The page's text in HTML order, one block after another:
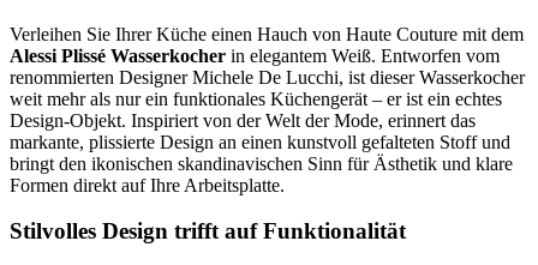
Verleihen Sie Ihrer Küche einen Hauch von Haute Couture mit dem
Alessi Plissé Wasserkocher in elegantem Weiß. Entworfen vom
renommierten Designer Michele De Lucchi, ist dieser Wasserkocher
weit mehr als nur ein funktionales Küchengerät – er ist ein echtes
Design-Objekt. Inspiriert von der Welt der Mode, erinnert das
markante, plissierte Design an einen kunstvoll gefalteten Stoff und
bringt den ikonischen skandinavischen Sinn für Ästhetik und klare
Formen direkt auf Ihre Arbeitsplatte.
Stilvolles Design trifft auf Funktionalität